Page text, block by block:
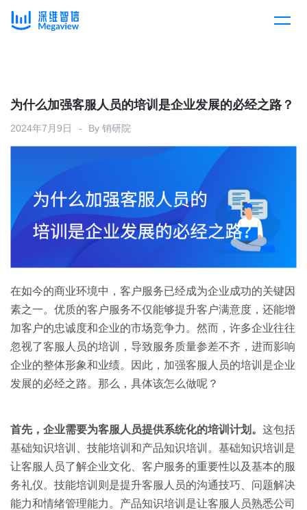
产品总览
产品集成
下载客户端
解决方案
按行业
消费医疗
汽车
房地产
金融
按角色
销售人员
销售管理
按业务场景
客户案例
开放平台
定价
资源中心
资源中心
全部
白皮书
关于我们
预约演示
为什么加强客服人员的培训是企业发展的必经之路？
2024年7月9日 By 销研院
在如今的商业环境中，客户服务已经成为企业成功的关键因
素之一。优质的客户服务不仅能够提升客户满意度，还能增
加客户的忠诚度和企业的市场竞争力。然而，许多企业往往
忽视了客服人员的培训，导致服务质量参差不齐，进而影响
企业的整体形象和业绩。因此，加强客服人员的培训是企业
发展的必经之路。那么，具体该怎么做呢？
首先，企业需要为客服人员提供系统化的培训计划。 这包括
基础知识培训、技能培训和产品知识培训。基础知识培训是
让客服人员了解企业文化、客户服务的重要性以及基本的服
务礼仪。技能培训则是提升客服人员的沟通技巧、问题解决
能力和情绪管理能力。产品知识培训是让客服人员熟悉公司